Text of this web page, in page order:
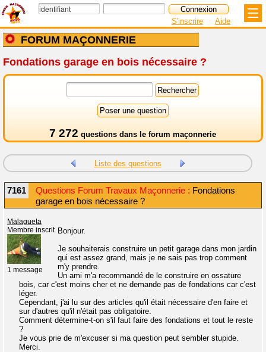
FORUM MAÇONNERIE
S'inscrire Aide
Fondations garage en bois nécessaire ?
7 272 questions dans le forum maçonnerie
Liste des questions
7161 Questions Forum Travaux Maçonnerie : Fondations
garage en bois nécessaire ?
Malagueta
Membre inscrit
1 message
Bonjour.
Je souhaiterais construire un petit garage dans mon jardin
qui est assez grand, mais je ne sais pas trop comment
m'y prendre.
Un ami m'a recommandé de le construire en ossature
bois, car c'est moins cher et ne demande pas de fondations car c'est
léger.
Cependant, j'ai lu sur des articles qu'il était nécessaire d'en faire et
sur d'autres qu'il n'était pas obligatoire.
Comment détermine-t-on s'il faut faire des fondations et tout le reste
?
Je vous prie de m'excuser si ma question peut sembler stupide.
Merci.